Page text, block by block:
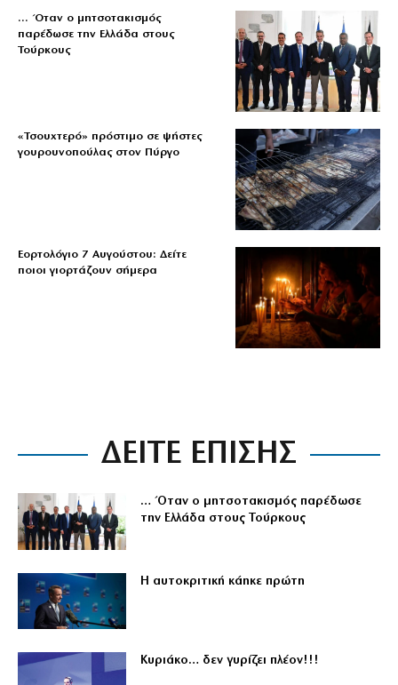
… Όταν ο μητσοτακισμός
παρέδωσε την Ελλάδα στους
Τούρκους
«Τσουχτερό» πρόστιμο σε ψήστες
γουρουνοπούλας στον Πύργο
Εορτολόγιο 7 Αυγούστου: Δείτε
ποιοι γιορτάζουν σήμερα
ΔΕΙΤΕ ΕΠΙΣΗΣ
… Όταν ο μητσοτακισμός παρέδωσε
την Ελλάδα στους Τούρκους
Η αυτοκριτική κάηκε πρώτη
Κυριάκο… δεν γυρίζει πλέον!!!